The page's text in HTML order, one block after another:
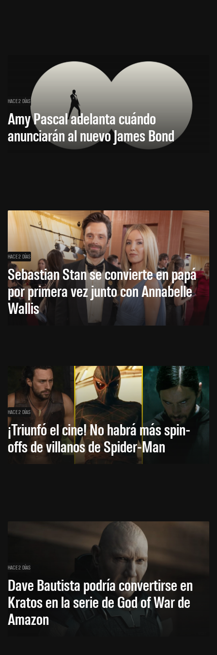
HACE 2 DÍAS
Amy Pascal adelanta cuándo
anunciarán al nuevo James Bond
HACE 2 DÍAS
Sebastian Stan se convierte en papá
por primera vez junto con Annabelle
Wallis
HACE 2 DÍAS
¡Triunfó el cine! No habrá más spin-
offs de villanos de Spider-Man
HACE 2 DÍAS
Dave Bautista podría convertirse en
Kratos en la serie de God of War de
Amazon